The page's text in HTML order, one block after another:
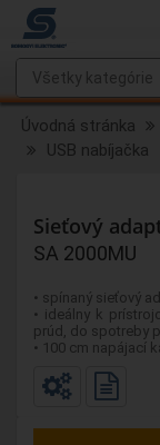
Úvodná stránka
USB nabíjačka
Sieťový
SA 2000MU
• spínaný sieťový
• ideálny k
prúd, do spotreby
• 100 cm napájací